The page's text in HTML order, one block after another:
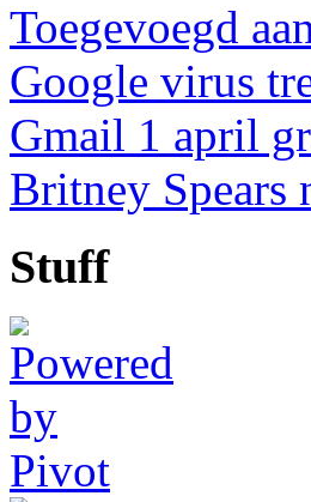
Toegevoegd
Google virus
Gmail 1 april
Britney Spears
Stuff